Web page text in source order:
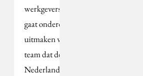
werkgeversvereniging
gaat onderdeel
uitmaken van het FGS-
team dat de
Nederlandse organisatie